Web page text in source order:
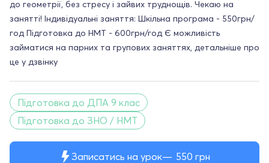
Записатись на урок 550 грн
до геометрії, без стресу і зайвих труднощів. Чекаю на
занятті! Індивідуальні заняття: Шкільна програма - 550грн/
год Підготовка до НМТ - 600грн/год Є можливість
займатися на парних та групових заняттях, детальніше про
це у дзвінку
Підготовка до ДПА 9 клас
Підготовка до ЗНО / НМТ